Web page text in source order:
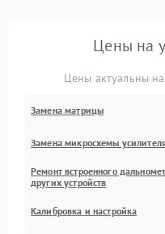
Цены на
Цены актуальны
Замена матрицы
Замена микросхемы
Ремонт встроенного
других устройств
Калибровка и настройка